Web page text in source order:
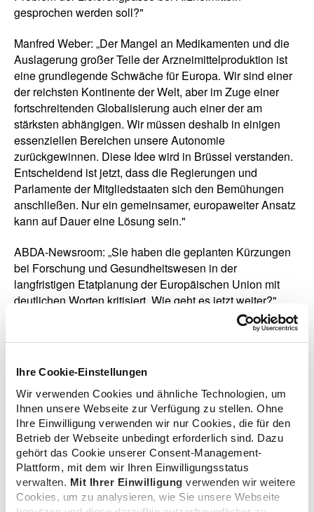
Ihre Cookie-Einstellungen
Wir verwenden Cookies und ähnliche Technologien, um
Ihnen unsere Webseite zur Verfügung zu stellen. Ohne
Ihre Einwilligung verwenden wir nur Cookies, die für den
Betrieb der Webseite unbedingt erforderlich sind. Dazu
gehört das Cookie unserer Consent-Management-
Plattform, mit dem wir Ihren Einwilligungsstatus
verwalten. Mit Ihrer Einwilligung verwenden wir weitere
Cookies, um zu analysieren, wie Sie unsere Webseite
gesprochen werden soll?"
Manfred Weber: „Der Mangel an Medikamenten und die
Auslagerung großer Teile der Arzneimittelproduktion ist
eine grundlegende Schwäche für Europa. Wir sind einer
der reichsten Kontinente der Welt, aber im Zuge einer
fortschreitenden Globalisierung auch einer der am
stärksten abhängigen. Wir müssen deshalb in einigen
essenziellen Bereichen unsere Autonomie
zurückgewinnen. Diese Idee wird in Brüssel verstanden.
Entscheidend ist jetzt, dass die Regierungen und
Parlamente der Mitgliedstaaten sich den Bemühungen
anschließen. Nur ein gemeinsamer, europaweiter Ansatz
kann auf Dauer eine Lösung sein."
ABDA-Newsroom: „Sie haben die geplanten Kürzungen
bei Forschung und Gesundheitswesen in der
langfristigen Etatplanung der Europäischen Union mit
deutlichen Worten kritisiert. Wie geht es jetzt weiter?"
Manfred Weber: „Der vom Europäischen Rat vorgelegte
Vorschlag spiegelt nicht die Prioritäten des Europäischen
nicht zukunftsgerichtet, dass die Gesundheits- und
Forschungsambitionen Europas mitten in einer Pandemie
beschnitten werden. Die EVP-Fraktion wird versuchen,
größtmöglichen Druck auf die Mitgliedstaaten und die
Kommission auszuüben, damit diese und andere
Fehlentwicklungen korrigiert werden. Einen ersten Schritt
hat das Europäische Parlament bereits gemacht, indem
es vorvergangene Woche das europäische
Haushaltspaket in seiner jetzigen Form nicht akzeptierte